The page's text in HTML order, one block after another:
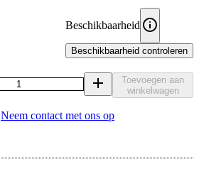
Beschikbaarheid
Beschikbaarheid controleren
Toevoegen aan
winkelwagen
Neem contact met ons op